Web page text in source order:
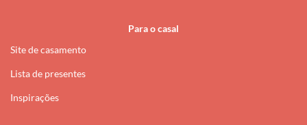
Para o casal
Site de casamento
Lista de presentes
Inspirações